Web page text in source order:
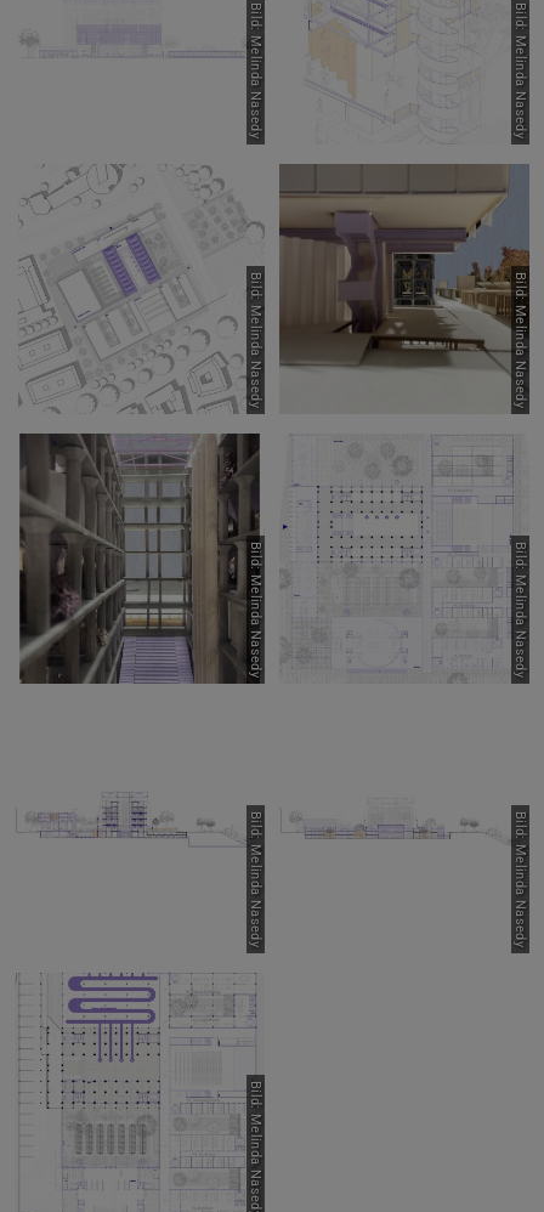
Bild: Melinda Nasedy
Bild: Melinda Nasedy
Bild: Melinda Nasedy
Bild: Melinda Nasedy
Bild: Melinda Nasedy
Bild: Melinda Nasedy
Bild: Melinda Nasedy
Bild: Melinda Nasedy
Bild: Melinda Nasedy